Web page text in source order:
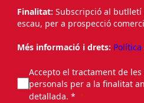
Finalitat: Subscripció al
escau, per a prospecció
Més informació i drets:
Accepto el tractament de les
personals per a la finalitat
detallada. *